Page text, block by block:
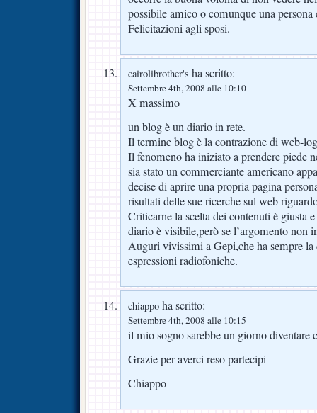
possibile amico o comunque una persona
Felicitazioni agli sposi.
cairolibrother's ha scritto:
Settembre 4th, 2008 alle 10:10
X massimo
un blog è un diario in rete.
Il termine blog è la contrazione di web-
Il fenomeno ha iniziato a prendere piede
sia stato un commerciante americano
decise di aprire una propria pagina
risultati delle sue ricerche sul web
Criticarne la scelta dei contenuti è giusta
diario è visibile,però se l’argomento non
Auguri vivissimi a Gepi,che ha sempre la
espressioni radiofoniche.
chiappo ha scritto:
Settembre 4th, 2008 alle 10:15
il mio sogno sarebbe un giorno diventare
Grazie per averci reso partecipi
Chiappo